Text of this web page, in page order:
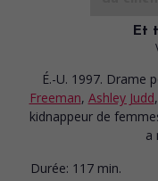
Et
É.-U. 1997. Drame
Freeman, Ashley Judd,
kidnappeur de
a
Durée: 117 min.